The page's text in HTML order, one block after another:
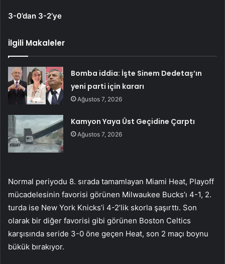
3-0’dan 3-2’ye
İlgili Makaleler
Bomba iddia: İşte Sinem Dedetaş’ın
yeni parti için kararı
Ağustos 7, 2026
Kamyon Yaya Üst Geçidine Çarptı
Ağustos 7, 2026
Normal periyodu 8. sırada tamamlayan Miami Heat, Playoff
mücadelesinin favorisi görünen Milwaukee Bucks’ı 4-1, 2.
turda ise New York Knicks’i 4-2’lik skorla şaşırttı. Son
olarak bir diğer favorisi gibi görünen Boston Celtics
karşısında seride 3-0 öne geçen Heat, son 2 maçı boynu
bükük bırakıyor.